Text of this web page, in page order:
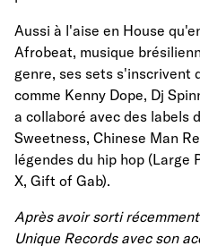
Aussi à l'aise en House
Afrobeat, musique
genre, ses sets s'inscrivent
comme Kenny Dope, Dj
a collaboré avec des labels
Sweetness, Chinese Man
légendes du hip hop (Large
X, Gift of Gab).
Après avoir sorti
Unique Records avec son